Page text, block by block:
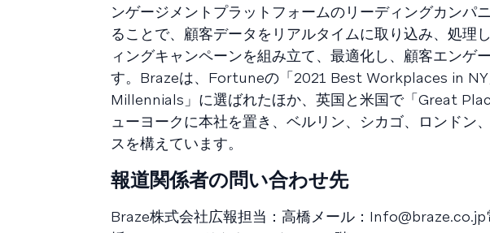
ンゲージメントプラットフォームのリーディングカンパ
ることで、顧客データをリアルタイムに取り込み、処理
ィングキャンペーンを組み立て、最適化し、顧客エンゲ
す。Brazeは、Fortuneの「2021 Best Workplaces in
Millennials」に選ばれたほか、英国と米国で「Great
ューヨークに本社を置き、ベルリン、シカゴ、ロンドン
スを構えています。
報道関係者の問い合わせ先
Braze株式会社広報担当：高橋メール： Info@braze.co.jp